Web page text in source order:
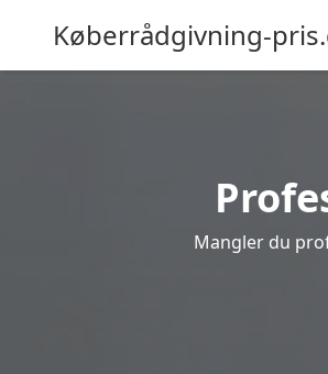
Køberrådgivning-
Mangler du